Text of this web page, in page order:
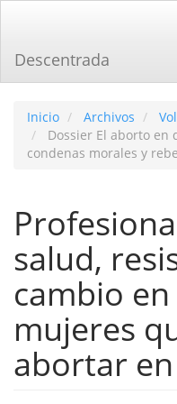
principal
Barra
Descentrada
Inicio Archivos
Dossier El aborto en
condenas morales y
salud,
cambio
mujeres
abortar